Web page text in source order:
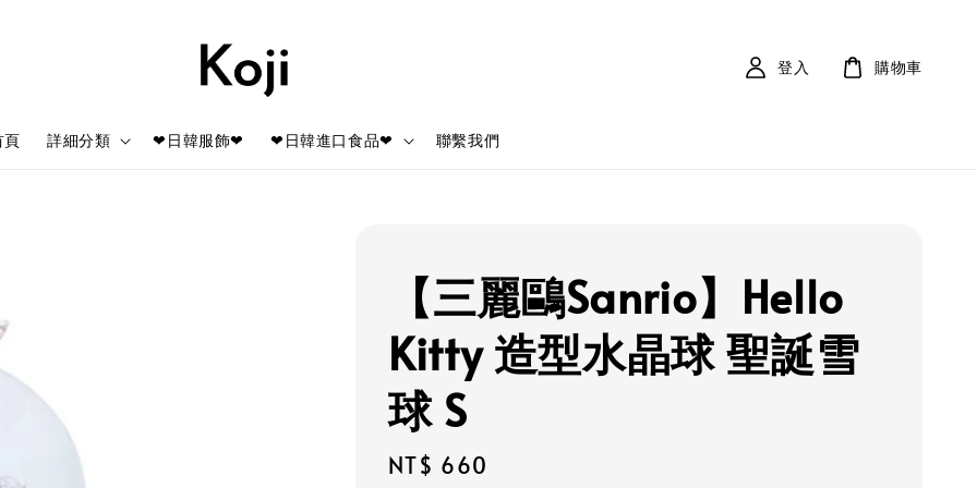
頁 詳細分類 ❤日韓服飾❤ ❤日韓進口食品❤ 聯繫我們
登入 購物車
【三麗鷗Sanrio】Hello
Kitty 造型水晶球 聖誕雪
球 S
Regular
NT$ 660